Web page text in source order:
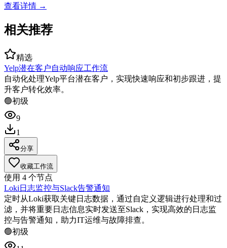
查看详情 →
相关推荐
精选
Yelp潜在客户自动响应工作流
自动化处理Yelp平台潜在客户，实现快速响应和初步跟进，提
升客户转化效率。
🟢初级
9
1
分享
收藏工作流
使用 4 个节点
Loki日志监控与Slack告警通知
定时从Loki获取关键日志数据，通过自定义逻辑进行处理和过
滤，并将重要日志信息实时发送至Slack，实现高效的日志监
控与告警通知，助力IT运维与故障排查。
🟢初级